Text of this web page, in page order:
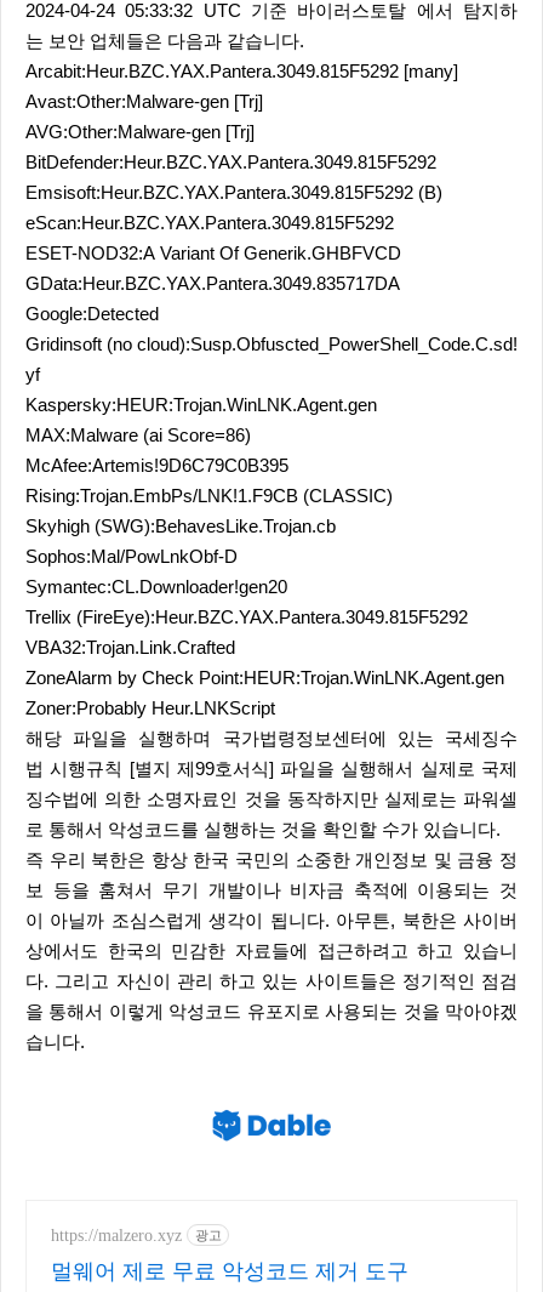
2024-04-24 05:33:32 UTC 기준 바이러스토탈 에서 탐지하
는 보안 업체들은 다음과 같습니다.
Arcabit:Heur.BZC.YAX.Pantera.3049.815F5292 [many]
Avast:Other:Malware-gen [Trj]
AVG:Other:Malware-gen [Trj]
BitDefender:Heur.BZC.YAX.Pantera.3049.815F5292
Emsisoft:Heur.BZC.YAX.Pantera.3049.815F5292 (B)
eScan:Heur.BZC.YAX.Pantera.3049.815F5292
ESET-NOD32:A Variant Of Generik.GHBFVCD
GData:Heur.BZC.YAX.Pantera.3049.835717DA
Google:Detected
Gridinsoft (no cloud):Susp.Obfuscted_PowerShell_Code.C.sd!
yf
Kaspersky:HEUR:Trojan.WinLNK.Agent.gen
MAX:Malware (ai Score=86)
McAfee:Artemis!9D6C79C0B395
Rising:Trojan.EmbPs/LNK!1.F9CB (CLASSIC)
Skyhigh (SWG):BehavesLike.Trojan.cb
Sophos:Mal/PowLnkObf-D
Symantec:CL.Downloader!gen20
Trellix (FireEye):Heur.BZC.YAX.Pantera.3049.815F5292
VBA32:Trojan.Link.Crafted
ZoneAlarm by Check Point:HEUR:Trojan.WinLNK.Agent.gen
Zoner:Probably Heur.LNKScript
해당 파일을 실행하며 국가법령정보센터에 있는 국세징수
법 시행규칙 [별지 제99호서식] 파일을 실행해서 실제로 국제
징수법에 의한 소명자료인 것을 동작하지만 실제로는 파워셀
로 통해서 악성코드를 실행하는 것을 확인할 수가 있습니다.
즉 우리 북한은 항상 한국 국민의 소중한 개인정보 및 금융 정
보 등을 훔쳐서 무기 개발이나 비자금 축적에 이용되는 것
이 아닐까 조심스럽게 생각이 됩니다. 아무튼, 북한은 사이버
상에서도 한국의 민감한 자료들에 접근하려고 하고 있습니
다. 그리고 자신이 관리 하고 있는 사이트들은 정기적인 점검
을 통해서 이렇게 악성코드 유포지로 사용되는 것을 막아야겠
습니다.
https://malzero.xyz 광고
멀웨어 제로 무료 악성코드 제거 도구